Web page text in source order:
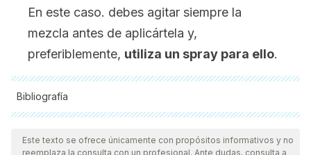
En este caso. debes agitar siempre la
mezcla antes de aplicártela y,
preferiblemente, utiliza un spray para ello.
Bibliografía
Todas las fuentes citadas fueron revisadas a profundidad por
nuestro equipo, para asegurar su calidad, confiabilidad,
Este texto se ofrece únicamente con propósitos informativos y no
reemplaza la consulta con un profesional. Ante dudas, consulta a